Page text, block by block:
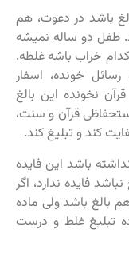
باشد در دعوت، هم
طفل دو ساله نمیشه
کدام خراب باشه غلطه.
رسائل خونده، اسفار
نخونده این بالغ
قرآن و سنت،
کند و تبلیغ کند.
باشد این فایده
فایده ندارد، اگر
بالغ باشد ولی ماده
تبلیغ غلط و درست